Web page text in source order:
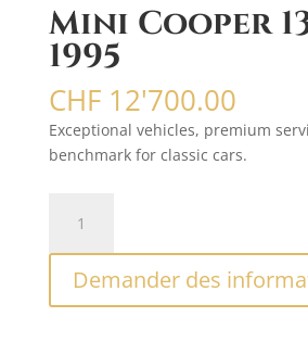
Mini Cooper
1995
CHF12'700.00
Exceptional vehicles, premium
benchmark for classic cars.
Mini
Cooper
1300
Demander des
t
e
r